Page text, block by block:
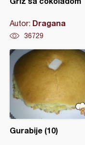
Autor: Dragana
36729
Gurabije (10)